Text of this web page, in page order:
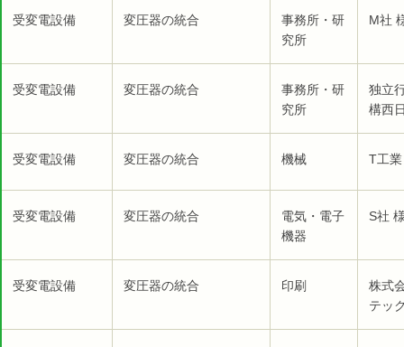
受変電設備 変圧器の統合
事務所・研
究所
M社
受変電設備 変圧器の統合
事務所・研
究所
独立
構西
受変電設備 変圧器の統合 機械 T工
受変電設備 変圧器の統合
電気・電子
機器
S社
受変電設備 変圧器の統合 印刷
株式
テッ